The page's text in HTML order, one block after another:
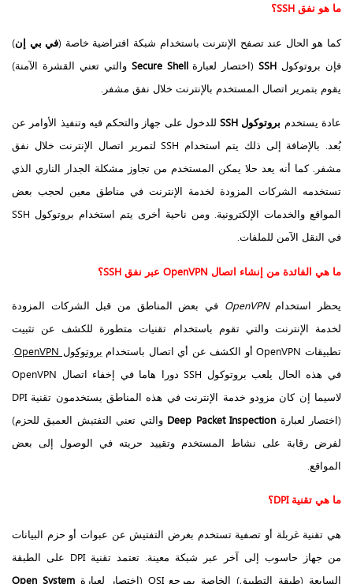
ما هو نفق SSH؟
كما هو الحال عند تصفح الإنترنت باستخدام شبكة افتراضية خاصة (في بي إن)
فإن بروتوكول SSH(اختصار لعبارةSecure Shell والتي تعني القشرة الآمنة)
يقوم بتمرير اتصال المستخدم بالإنترنت خلال نفق مشفر.
عادة يستخدم بروتوكول SSH
للدخول على جهاز والتحكم فيه وتنفيذ الأوامر عن
بُعد. بالإضافة إلى ذلك يتم استخدام SSH لتمرير اتصال الإنترنت خلال نفق
مشفر. كما أنه يعد حلا يمكن المستخدم من تجاوز مشكلة الجدار الناري الذي
تستخدمه الشركات المزودة لخدمة الإنترنت في مناطق معين لحجب بعض
المواقع والخدمات الإلكترونية. ومن ناحية أخرى يتم استخدام بروتوكول SSH
في النقل الآمن للملفات.
ما هي الفائدة من إنشاء اتصال OpenVPN عبر نفق SSH؟
يحظر استخدامOpenVPN في بعض المناطق من قبل الشركات المزودة
لخدمة الإنترنت والتي تقوم باستخدام تقنيات متطورة للكشف عن تثبيت
تطبيقات OpenVPN أو الكشف عن أي اتصال باستخدام
بروتوكول OpenVPN
.
في هذه الحال يلعب بروتوكول SSH دورا هاما في إخفاء اتصال OpenVPN
لاسيما إن كان مزودو خدمة الإنترنت في هذه المناطق يستخدمون تقنية DPI
(اختصار لعبارة Deep Packet Inspection والتي تعني التفتيش العميق للحزم)
لفرض رقابة على نشاط المستخدم وتقييد حريته في الوصول إلى بعض
المواقع.
ما هي تقنيةDPI؟
هي تقنية غربلة أو تصفية تستخدم بغرض التفتيش عن عبوات أو حزم البيانات
من جهاز حاسوب إلى آخر عبر شبكة معينة. تعتمد تقنية DPI على الطبقة
السابعة (طبقة التطبيق) الخاصة بمرجع OSI (اختصار لعبارة
Open System